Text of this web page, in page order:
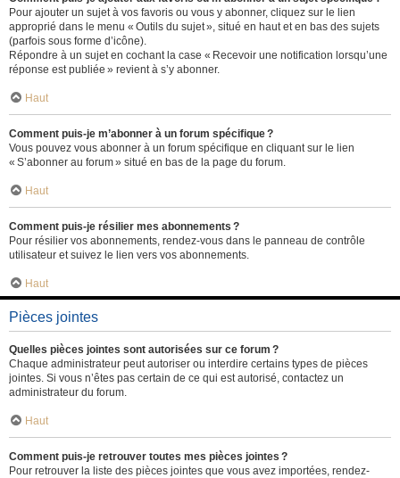
Pour ajouter un sujet à vos favoris ou vous y abonner, cliquez sur le lien
approprié dans le menu « Outils du sujet », situé en haut et en bas des sujets
(parfois sous forme d’icône).
Répondre à un sujet en cochant la case « Recevoir une notification lorsqu’une
réponse est publiée » revient à s’y abonner.
Haut
Comment puis-je m’abonner à un forum spécifique ?
Vous pouvez vous abonner à un forum spécifique en cliquant sur le lien
« S’abonner au forum » situé en bas de la page du forum.
Haut
Comment puis-je résilier mes abonnements ?
Pour résilier vos abonnements, rendez-vous dans le panneau de contrôle
utilisateur et suivez le lien vers vos abonnements.
Haut
Pièces jointes
Quelles pièces jointes sont autorisées sur ce forum ?
Chaque administrateur peut autoriser ou interdire certains types de pièces
jointes. Si vous n’êtes pas certain de ce qui est autorisé, contactez un
administrateur du forum.
Haut
Comment puis-je retrouver toutes mes pièces jointes ?
Pour retrouver la liste des pièces jointes que vous avez importées, rendez-